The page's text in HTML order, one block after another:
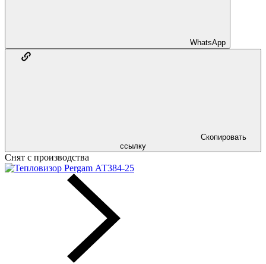
WhatsApp
Скопировать
ссылку
Снят с производства